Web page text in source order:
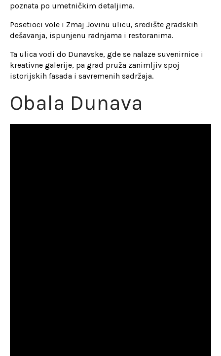
poznata po umetničkim detaljima.
Posetioci vole i Zmaj Jovinu ulicu, središte gradskih
dešavanja, ispunjenu radnjama i restoranima.
Ta ulica vodi do Dunavske, gde se nalaze suvenirnice i
kreativne galerije, pa grad pruža zanimljiv spoj
istorijskih fasada i savremenih sadržaja.
Obala Dunava